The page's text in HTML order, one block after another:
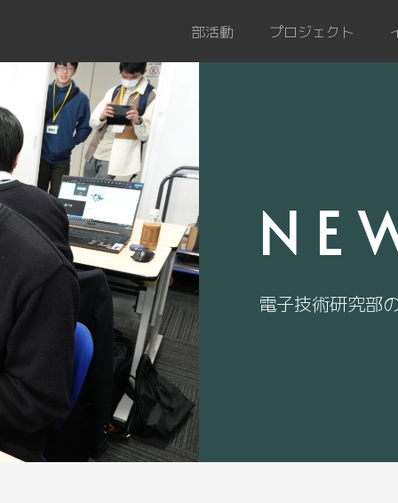
部活動 プロジェクト
電子技術研究部